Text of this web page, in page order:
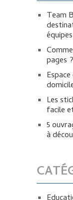
Team
pages ?
Les
facile
5
à